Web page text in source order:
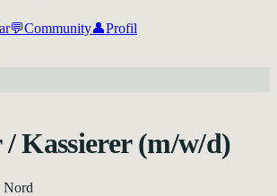
💬Community👤Profil
Kassierer (m/w/d)
Nord